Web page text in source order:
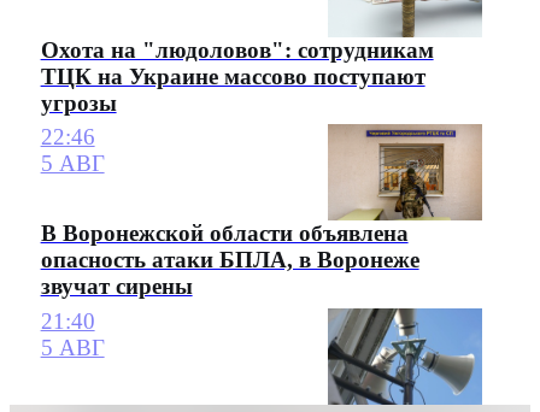
Охота на "людоловов": сотрудникам
ТЦК на Украине массово поступают
угрозы
22:46
5 АВГ
В Воронежской области объявлена
опасность атаки БПЛА, в Воронеже
звучат сирены
21:40
5 АВГ